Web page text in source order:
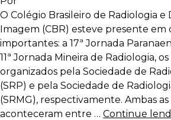
O Colégio Brasileiro de Radiologia e
Imagem (CBR) esteve presente em
importantes: a 17ª Jornada
11ª Jornada Mineira de Radiologia,
organizados pela Sociedade de
(SRP) e pela Sociedade de
(SRMG), respectivamente. Ambas
aconteceram entre … Continue